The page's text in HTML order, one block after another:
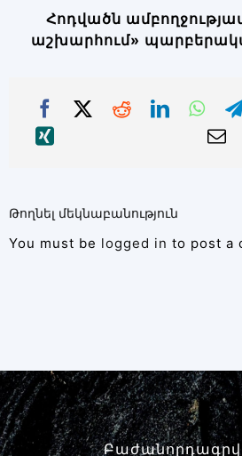
Հոդվածն
աշխարհում»
Թողնել մեկնաբանություն
You must be logged in to post a